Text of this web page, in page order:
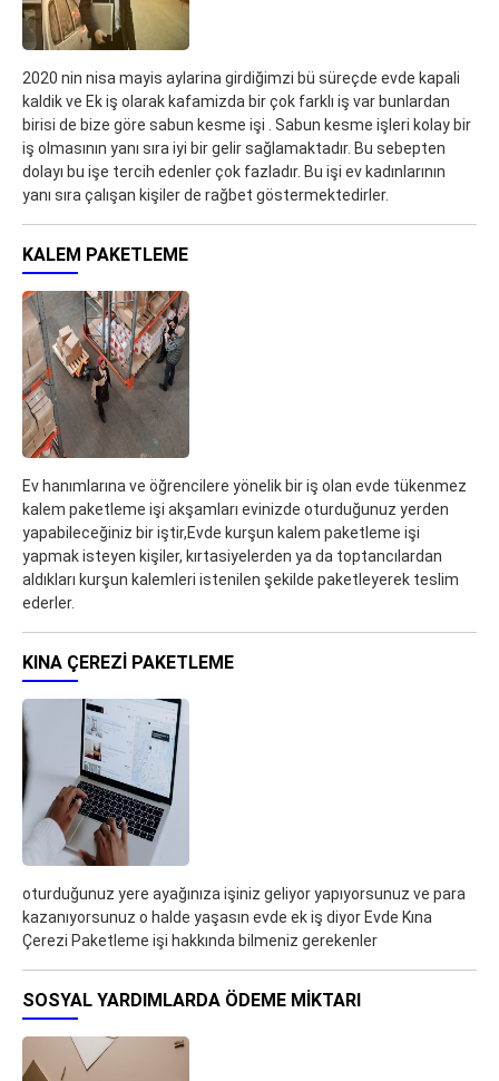
2020 nin nisa mayis aylarina girdiğimzi bü süreçde evde kapali
kaldik ve Ek iş olarak kafamizda bir çok farklı iş var bunlardan
birisi de bize göre sabun kesme işi . Sabun kesme işleri kolay bir
iş olmasının yanı sıra iyi bir gelir sağlamaktadır. Bu sebepten
dolayı bu işe tercih edenler çok fazladır. Bu işi ev kadınlarının
yanı sıra çalışan kişiler de rağbet göstermektedirler.
KALEM PAKETLEME
Ev hanımlarına ve öğrencilere yönelik bir iş olan evde tükenmez
kalem paketleme işi akşamları evinizde oturduğunuz yerden
yapabileceğiniz bir iştir,Evde kurşun kalem paketleme işi
yapmak isteyen kişiler, kırtasiyelerden ya da toptancılardan
aldıkları kurşun kalemleri istenilen şekilde paketleyerek teslim
ederler.
KINA ÇEREZI PAKETLEME
oturduğunuz yere ayağınıza işiniz geliyor yapıyorsunuz ve para
kazanıyorsunuz o halde yaşasın evde ek iş diyor Evde Kına
Çerezi Paketleme işi hakkında bilmeniz gerekenler
SOSYAL YARDIMLARDA ÖDEME MIKTARI